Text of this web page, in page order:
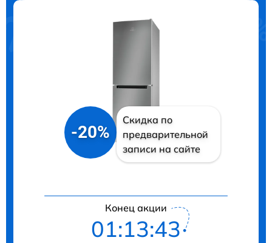
-20%
Скидка по
предварительной
записи на сайте
Конец акции
01:13:42